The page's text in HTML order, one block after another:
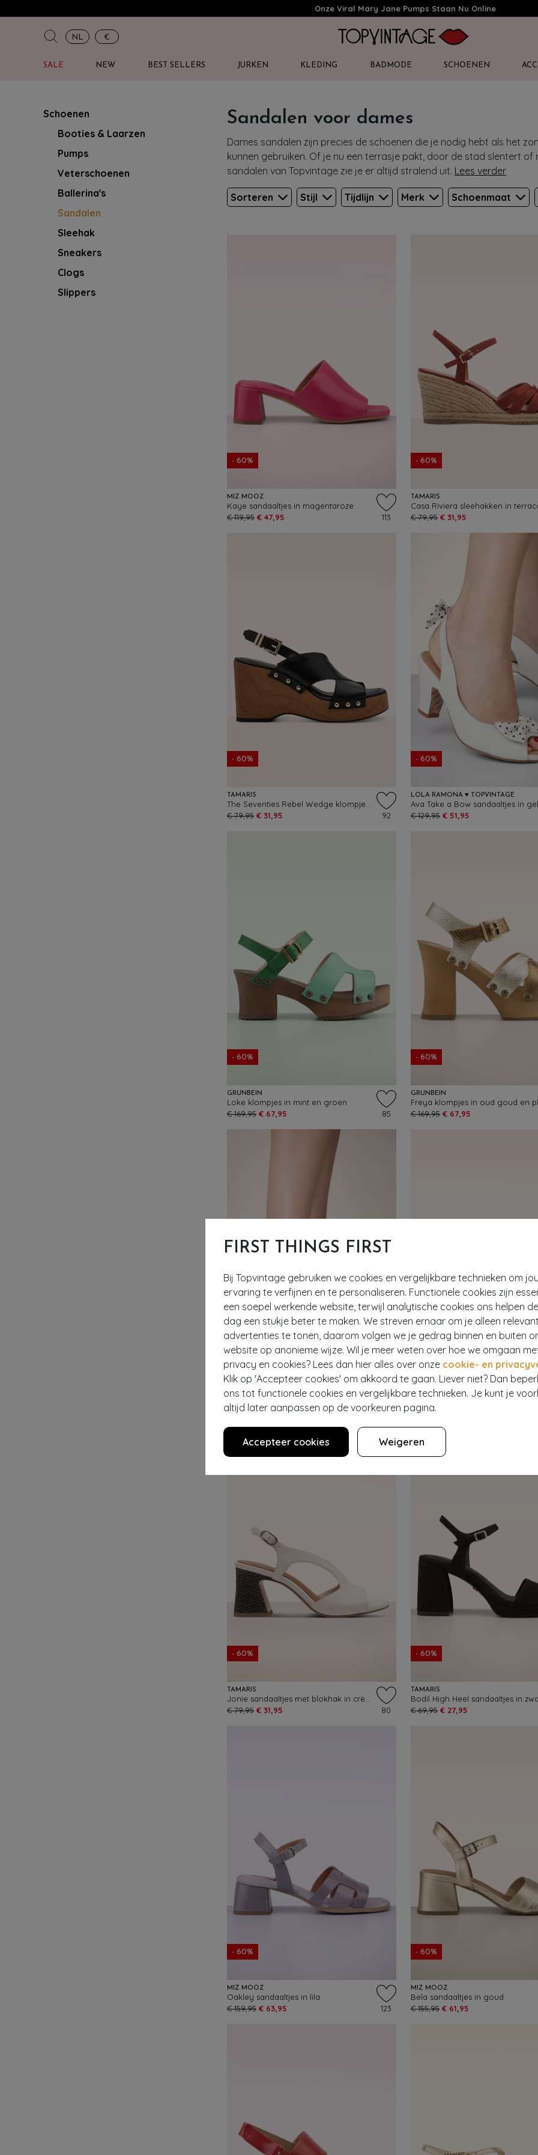
FIRST THINGS FIRST
Bij Topvintage gebruiken we cookies en vergelijkbare technieken om
ervaring te verfijnen en te personaliseren. Functionele cookies zijn
een soepel werkende website, terwijl analytische cookies ons helpen
dag een stukje beter te maken. We streven ernaar om je alleen
advertenties te tonen, daarom volgen we je gedrag binnen en buiten
website op anonieme wijze. Wil je meer weten over hoe we omgaan
privacy en cookies? Lees dan hier alles over onze cookie- en
Klik op 'Accepteer cookies' om akkoord te gaan. Liever niet? Dan
ons tot functionele cookies en vergelijkbare technieken. Je kunt je
altijd later aanpassen op de voorkeuren pagina.
Accepteer cookies Weigeren
Onze Viral Mary Jane Pumps Staan Nu Online
NL €
SALE NEW BEST SELLERS JURKEN KLEDING BADMODE SCHOENEN
Schoenen
Booties & Laarzen
Pumps
Veterschoenen
Ballerina's
Sandalen
Sleehak
Sneakers
Clogs
Slippers
Sandalen voor dames
Dames sandalen zijn precies de schoenen die je nodig hebt als het
kunnen gebruiken. Of je nu een terrasje pakt, door de stad slentert
sandalen van Topvintage zie je er altijd stralend uit. Lees verder
Sorteren Stijl Tijdlijn Merk Schoenmaat
- 60%
MIZ MOOZ
Kaye sandaaltjes in magentaroze
€ 119,95 € 47,95 113
- 60%
TAMARIS
Casa Riviera sleehakken in
€ 79,95 € 31,95
- 60%
TAMARIS
€ 79,95 € 31,95 92
- 60%
LOLA RAMONA ♥ TOPVINTAGE
€ 129,95 € 51,95
- 60%
GRÜNBEIN
Loke klompjes in mint en groen
€ 169,95 € 67,95 85
- 60%
GRÜNBEIN
Freya klompjes in oud goud en
€ 169,95 € 67,95
- 60%
LOLA RAMONA ♥ TOPVINTAGE
€ 149,95 € 59,95 131
- 60%
JANA SHOES
€ 49,95
- 60%
TAMARIS
€ 79,95 € 31,95 80
- 60%
TAMARIS
Bodil High Heel sandaaltjes in
€ 69,95 € 27,95
- 60%
MIZ MOOZ
Oakley sandaaltjes in lila
€ 159,95 € 63,95 123
- 60%
MIZ MOOZ
Bela sandaaltjes in goud
€ 155,95 € 61,95